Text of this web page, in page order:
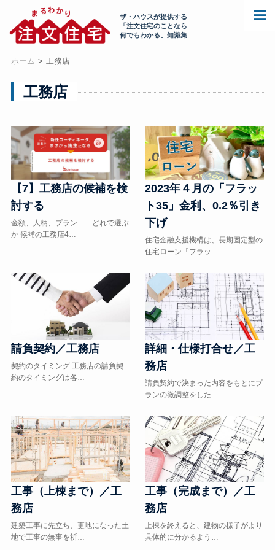
ザ・ハウスが提供する
「注文住宅のことなら
何でもわかる」知識集
ホーム 工務店
工務店
【7】工務店の候補を検
討する
金額、人柄、プラン……どれで選ぶ
か 候補の工務店4…
2023年４月の「フラッ
ト35」金利、0.2％引き
下げ
住宅金融支援機構は、長期固定型の
住宅ローン「フラッ…
請負契約／工務店
契約のタイミング 工務店の請負契
約のタイミングは各…
詳細・仕様打合せ／工
務店
請負契約で決まった内容をもとにプ
ランの微調整をした…
工事（上棟まで）／工
務店
建築工事に先立ち、更地になった土
地で工事の無事を祈…
工事（完成まで）／工
務店
上棟を終えると、建物の様子がより
具体的に分かるよう…